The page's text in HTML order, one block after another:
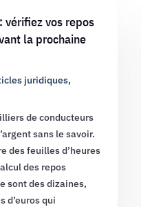
vérifiez vos repos
la prochaine
juridiques,
de conducteurs
sans le savoir.
des feuilles d’heures
des repos
sont des dizaines,
d’euros qui